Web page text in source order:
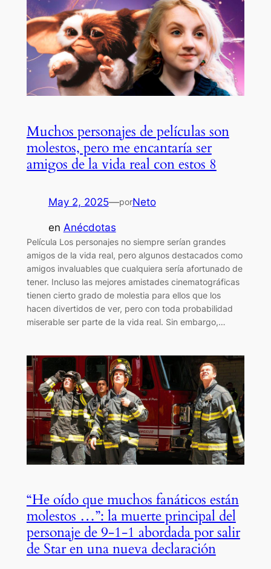
Muchos personajes de películas son
molestos, pero me encantaría ser
amigos de la vida real con estos 8
May 2, 2025—porNeto
en Anécdotas
Película Los personajes no siempre serían grandes
amigos de la vida real, pero algunos destacados como
amigos invaluables que cualquiera sería afortunado de
tener. Incluso las mejores amistades cinematográficas
tienen cierto grado de molestia para ellos que los
hacen divertidos de ver, pero con toda probabilidad
miserable ser parte de la vida real. Sin embargo,…
“He oído que muchos fanáticos están
molestos …”: la muerte principal del
personaje de 9-1-1 abordada por salir
de Star en una nueva declaración